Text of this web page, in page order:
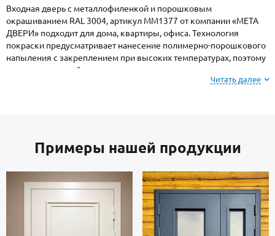
Входная дверь с металлофиленкой и порошковым
окрашиванием RAL 3004, артикул ММ1377 от компании «МЕТА
ДВЕРИ» подходит для дома, квартиры, офиса. Технология
покраски предусматривает нанесение полимерно-порошкового
напыления с закреплением при высоких температурах, поэтому
поверхность устойчива к механическим повреждениям,
представленных на сайте или из образцов у
мастера по замерам.
В основе двери — стальные листы и многоконтурный профиль
металлопрокат производства Россия, толщиной 2 мм. Отделка
внутри: МДФ. Взломостойкие замки входят в комплект.
Читать далее
Примеры нашей продукции